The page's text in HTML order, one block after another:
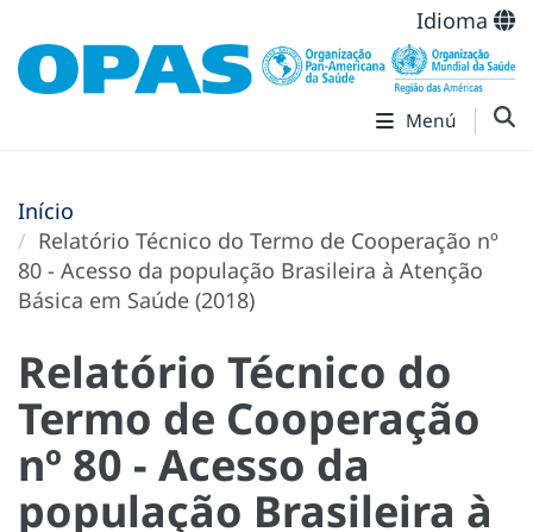
Idioma
Menú
Início
Relatório Técnico do Termo de Cooperação nº
80 - Acesso da população Brasileira à Atenção
Básica em Saúde (2018)
Relatório Técnico do
Termo de Cooperação
nº 80 - Acesso da
população Brasileira à